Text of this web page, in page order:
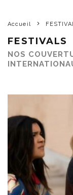
Accueil
FESTIVALS
NOS